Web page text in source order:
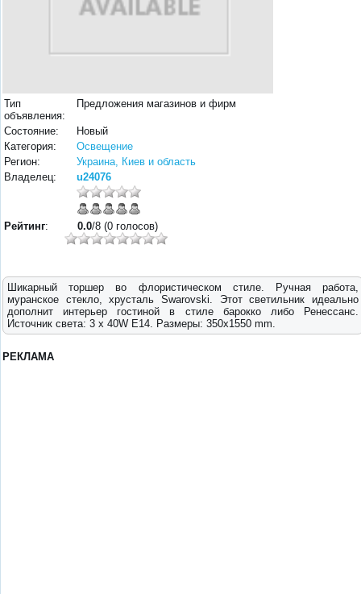
Тип
объявления:
Предложения магазинов и фирм
Состояние:
Новый
Категория:
Освещение
Регион:
Украина, Киев и область
Владелец:
u24076
Рейтинг: 0.0/8 (0 голосов)
Шикарный торшер во флористическом стиле. Ручная работа,
муранское стекло, хрусталь Swarovski. Этот светильник идеально
дополнит интерьер гостиной в стиле барокко либо Ренессанс.
Источник света: 3 x 40W E14. Размеры: 350x1550 mm.
РЕКЛАМА